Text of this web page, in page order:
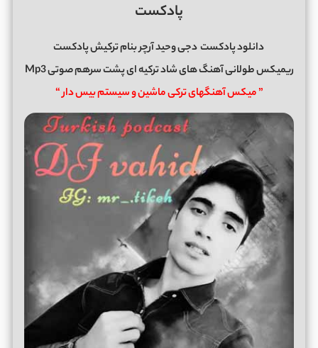
پادکست
دانلود پادکستدجی وحید آرچر بنام ترکیش پادکست
ریمیکس طولانی آهنگ های شاد ترکیه ای پشت سرهم صوتی Mp3
” میکس آهنگهای ترکی ماشین و سیستم بیس دار “